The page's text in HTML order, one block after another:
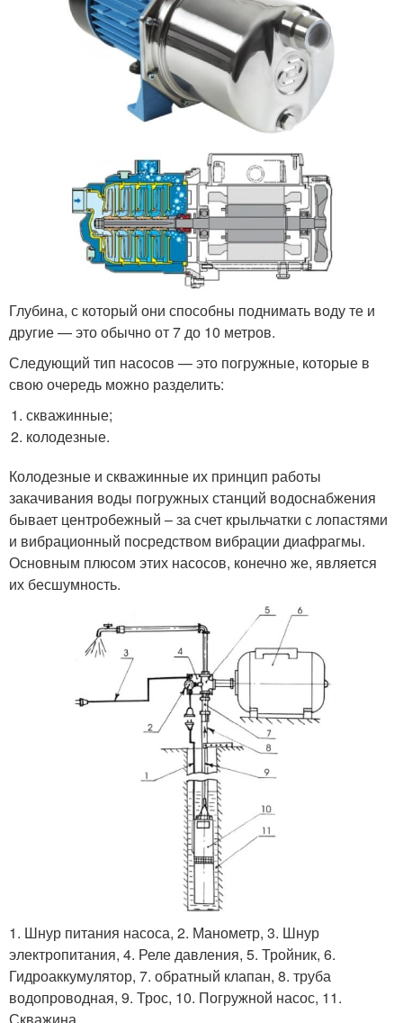
Глубина, с который они способны поднимать воду те и
другие — это обычно от 7 до 10 метров.
Следующий тип насосов — это погружные, которые в
свою очередь можно разделить:
скважинные;
колодезные.
Колодезные и скважинные их принцип работы
закачивания воды погружных станций водоснабжения
бывает центробежный – за счет крыльчатки с лопастями
и вибрационный посредством вибрации диафрагмы.
Основным плюсом этих насосов, конечно же, является
их бесшумность.
1. Шнур питания насоса, 2. Манометр, 3. Шнур
электропитания, 4. Реле давления, 5. Тройник, 6.
Гидроаккумулятор, 7. обратный клапан, 8. труба
водопроводная, 9. Трос, 10. Погружной насос, 11.
Скважина